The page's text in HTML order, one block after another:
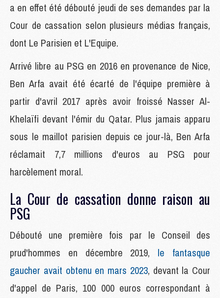
a en effet été débouté jeudi de ses demandes par la
Cour de cassation selon plusieurs médias français,
dont Le Parisien et L'Equipe.
Arrivé libre au PSG en 2016 en provenance de Nice,
Ben Arfa avait été écarté de l'équipe première à
partir d'avril 2017 après avoir froissé Nasser Al-
Khelaïfi devant l'émir du Qatar. Plus jamais apparu
sous le maillot parisien depuis ce jour-là, Ben Arfa
réclamait 7,7 millions d'euros au PSG pour
harcèlement moral.
La Cour de cassation donne raison au
PSG
Débouté une première fois par le Conseil des
prud'hommes en décembre 2019, le fantasque
gaucher avait obtenu en mars 2023, devant la Cour
d'appel de Paris, 100 000 euros correspondant à